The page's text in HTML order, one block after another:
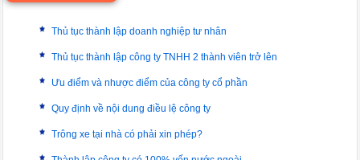
Thủ tục thành lập doanh nghiệp tư nhân
Thủ tục thành lập công ty TNHH 2 thành viên trở lên
Ưu điểm và nhược điểm của công ty cổ phần
Quy định về nội dung điều lệ công ty
Trông xe tại nhà có phải xin phép?